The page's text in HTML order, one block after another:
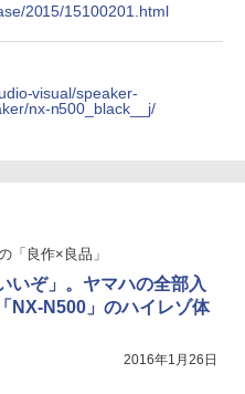
2015/15100201.html
visual/speaker-
nx-n500_black__j/
「良作×良品」
いぞ」。ヤマハの全部入
NX-N500」のハイレゾ体
2016年1月26日